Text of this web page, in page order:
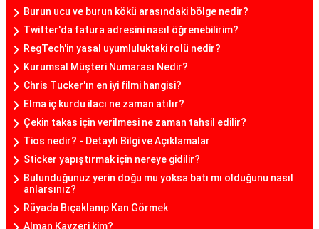
Burun ucu ve burun kökü arasındaki bölge nedir?
Twitter'da fatura adresini nasıl öğrenebilirim?
RegTech'in yasal uyumluluktaki rolü nedir?
Kurumsal Müşteri Numarası Nedir?
Chris Tucker'ın en iyi filmi hangisi?
Elma iç kurdu ilacı ne zaman atılır?
Çekin takas için verilmesi ne zaman tahsil edilir?
Tios nedir? - Detaylı Bilgi ve Açıklamalar
Sticker yapıştırmak için nereye gidilir?
Bulunduğunuz yerin doğu mu yoksa batı mı olduğunu nasıl
anlarsınız?
Rüyada Bıçaklanıp Kan Görmek
Alman Kayzeri kim?